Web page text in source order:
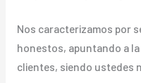
Nos caracterizamos por
honestos, apuntando a
clientes, siendo ustedes